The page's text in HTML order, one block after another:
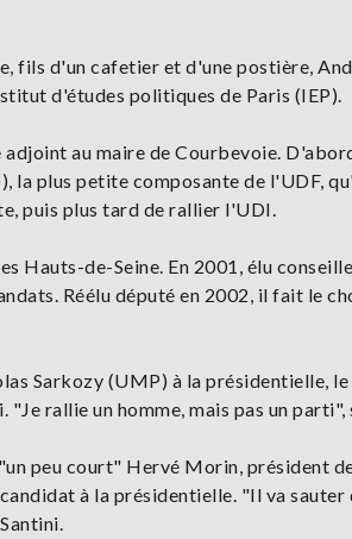
fils d'un cafetier et d'une postière,
d'études politiques de Paris (IEP).
au maire de Courbevoie.
la plus petite composante de l'UDF,
puis plus tard de rallier l'UDI.
Hauts-de-Seine. En 2001, élu
Réélu député en 2002, il fait le
Sarkozy (UMP) à la présidentielle,
"Je rallie un homme, mais pas un
peu court" Hervé Morin, président
à la présidentielle. "Il va